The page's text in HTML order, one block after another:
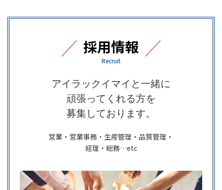
採用情報
Recruit
アイラックイマイと一緒に
頑張ってくれる方を
募集しております。
営業・営業事務・生産管理・品質管理・
経理・総務…etc